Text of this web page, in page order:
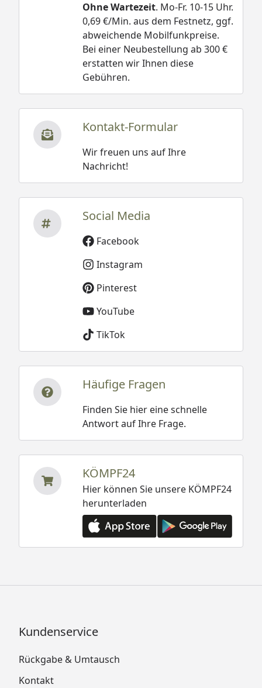
Ohne Wartezeit. Mo-Fr. 10-15 Uhr.
0,69 €/Min. aus dem Festnetz, ggf.
abweichende Mobilfunkpreise.
Bei einer Neubestellung ab 300 €
erstatten wir Ihnen diese
Gebühren.
Kontakt-Formular
Wir freuen uns auf Ihre
Nachricht!
Social Media
Facebook
Instagram
Pinterest
YouTube
TikTok
Häufige Fragen
Finden Sie hier eine schnelle
Antwort auf Ihre Frage.
KÖMPF24
Hier können Sie unsere KÖMPF24
herunterladen
Kundenservice
Rückgabe & Umtausch
Kontakt